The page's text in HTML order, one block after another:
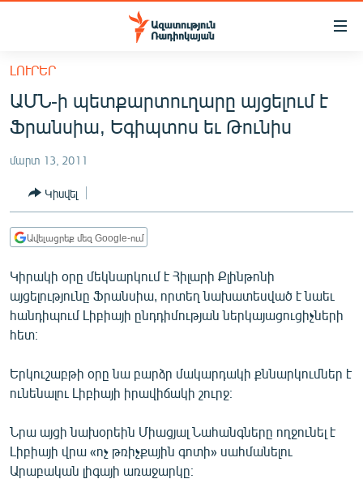
Մատչելիության
հիմնական
բովանդակությանը
Անցնել
հիմնական
մենյուին
ՀԱՅԱՍՏԱՆ
ՔԱՂԱՔԱԿԱՆ
ԸՆՏՐՈՒԹՅՈՒՆՆԵՐ 2026
ԻՐԱՎՈՒՆՔ
ՀԱՍԱՐԱԿՈՒԹՅՈՒՆ
ՂԱՐԱԲԱՂ
ՊԱՏԵՐԱԶՄԻ 6 ՇԱԲԱԹՆԵՐԸ
ՄԻՋԱԶԳԱՅԻՆ
ՄՇԱԿՈՒՅԹ
ՍՊՈՐՏ
ՄԵԿՆԱԲԱՆՈՒԹՅՈՒՆ
ԼՈՒՐԵՐ
ԱՄՆ-ի պետքարտուղարը այցելում է
Ֆրանսիա, Եգիպտոս եւ Թունիս
մարտ 13, 2011
Կիսվել
Ավելացրեք մեզ Google-ում
Կիրակի օրը մեկնարկում է Հիլարի Քլինթոնի
այցելությունը Ֆրանսիա, որտեղ նախատեսված է նաեւ
հանդիպում Լիբիայի ընդդիմության ներկայացուցիչների
հետ։
Երկուշաբթի օրը նա բարձր մակարդակի քննարկումներ է
ունենալու Լիբիայի իրավիճակի շուրջ։
Նրա այցի նախօրեին Միացյալ Նահանգները ողջունել է
Լիբիայի վրա «ոչ թռիչքային գոտի» սահմանելու
Արաբական լիգայի առաջարկը։